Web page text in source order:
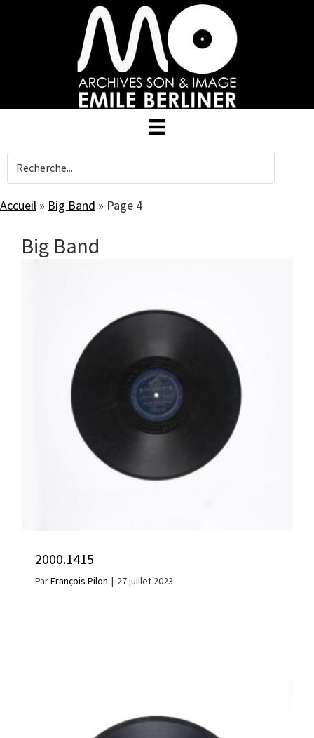
Accueil » Big Band » Page 4
Big Band
2000.1415
ParFrançois Pilon | 27 juillet 2023